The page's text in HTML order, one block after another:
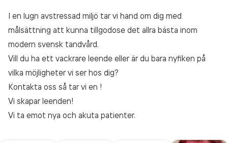
I en lugn avstressad miljö tar vi hand om dig med
målsättning att kunna tillgodose det allra bästa inom
modern svensk tandvård.
Vill du ha ett vackrare leende eller är du bara nyfiken på
vilka möjligheter vi ser hos dig?
Kontakta oss så tar vi en !
Vi skapar leenden!
Vi ta emot nya och akuta patienter.